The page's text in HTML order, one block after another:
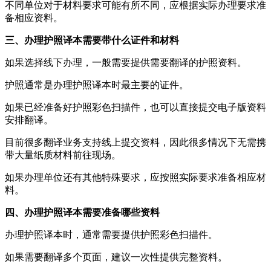
不同单位对于材料要求可能有所不同，应根据实际办理要求准
备相应资料。
三、办理护照译本需要带什么证件和材料
如果选择线下办理，一般需要提供需要翻译的护照资料。
护照通常是办理护照译本时最主要的证件。
如果已经准备好护照彩色扫描件，也可以直接提交电子版资料
安排翻译。
目前很多翻译业务支持线上提交资料，因此很多情况下无需携
带大量纸质材料前往现场。
如果办理单位还有其他特殊要求，应按照实际要求准备相应材
料。
四、办理护照译本需要准备哪些资料
办理护照译本时，通常需要提供护照彩色扫描件。
如果需要翻译多个页面，建议一次性提供完整资料。